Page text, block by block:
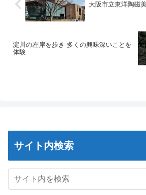
大阪市立東洋陶磁
淀川の左岸を歩き 多くの興味深いことを
体験
サイト内検索